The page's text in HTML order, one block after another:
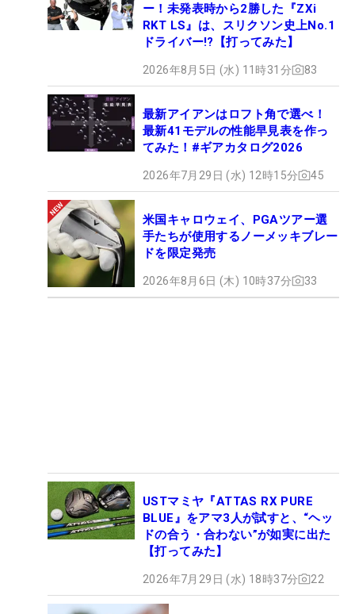
ー！未発表時から2勝した『ZXi
RKT LS』は、スリクソン史上No.1
ドライバー!?【打ってみた】
2026年8月5日 (水) 11時31分 83
最新アイアンはロフト角で選べ！
最新41モデルの性能早見表を作っ
てみた！#ギアカタログ2026
2026年7月29日 (水) 12時15分 45
米国キャロウェイ、PGAツアー選
手たちが使用するノーメッキブレー
ドを限定発売
2026年8月6日 (木) 10時37分 33
USTマミヤ『ATTAS RX PURE
BLUE』をアマ3人が試すと、“ヘッ
ドの合う・合わない”が如実に出た
【打ってみた】
2026年7月29日 (水) 18時37分 22